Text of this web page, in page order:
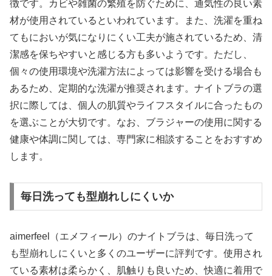
徴です。カビや雑菌の繁殖を防ぐために、通気性の良い素
材が使用されているといわれています。また、洗濯を重ね
てもにおいが気になりにくい工夫が施されているため、清
潔感を保ちやすいと感じる方も多いようです。ただし、
個々の使用環境や洗濯方法によっては影響を受ける場合も
あるため、定期的な洗濯が推奨されます。ナイトブラの選
択に際しては、個人の肌質やライフスタイルに合ったもの
を選ぶことが大切です。なお、ブラジャーの使用に関する
健康や体調に関しては、専門家に相談することをおすすめ
します。
毎日洗っても型崩れしにくいか
aimerfeel（エメフィール）のナイトブラは、毎日洗って
も型崩れしにくいと多くのユーザーに評判です。使用され
ている素材は柔らかく、肌触りも良いため、快適に着用で